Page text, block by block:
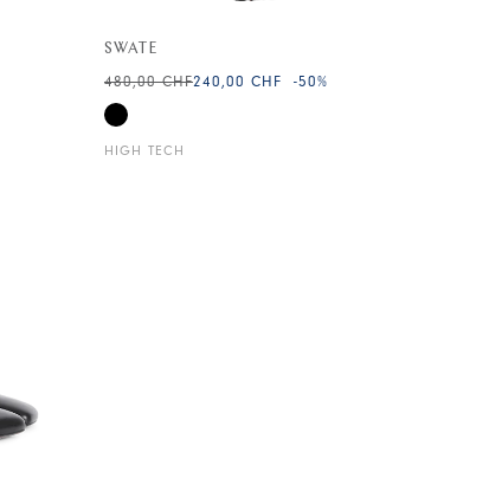
SWATE
HIGH TECH
480,00 CHF240,00 CHF -50%